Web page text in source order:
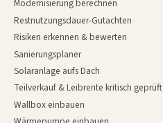
Modernisierung berechnen
Restnutzungsdauer-Gutachten
Risiken erkennen & bewerten
Sanierungsplaner
Solaranlage aufs Dach
Teilverkauf & Leibrente kritisch geprüft
Wallbox einbauen